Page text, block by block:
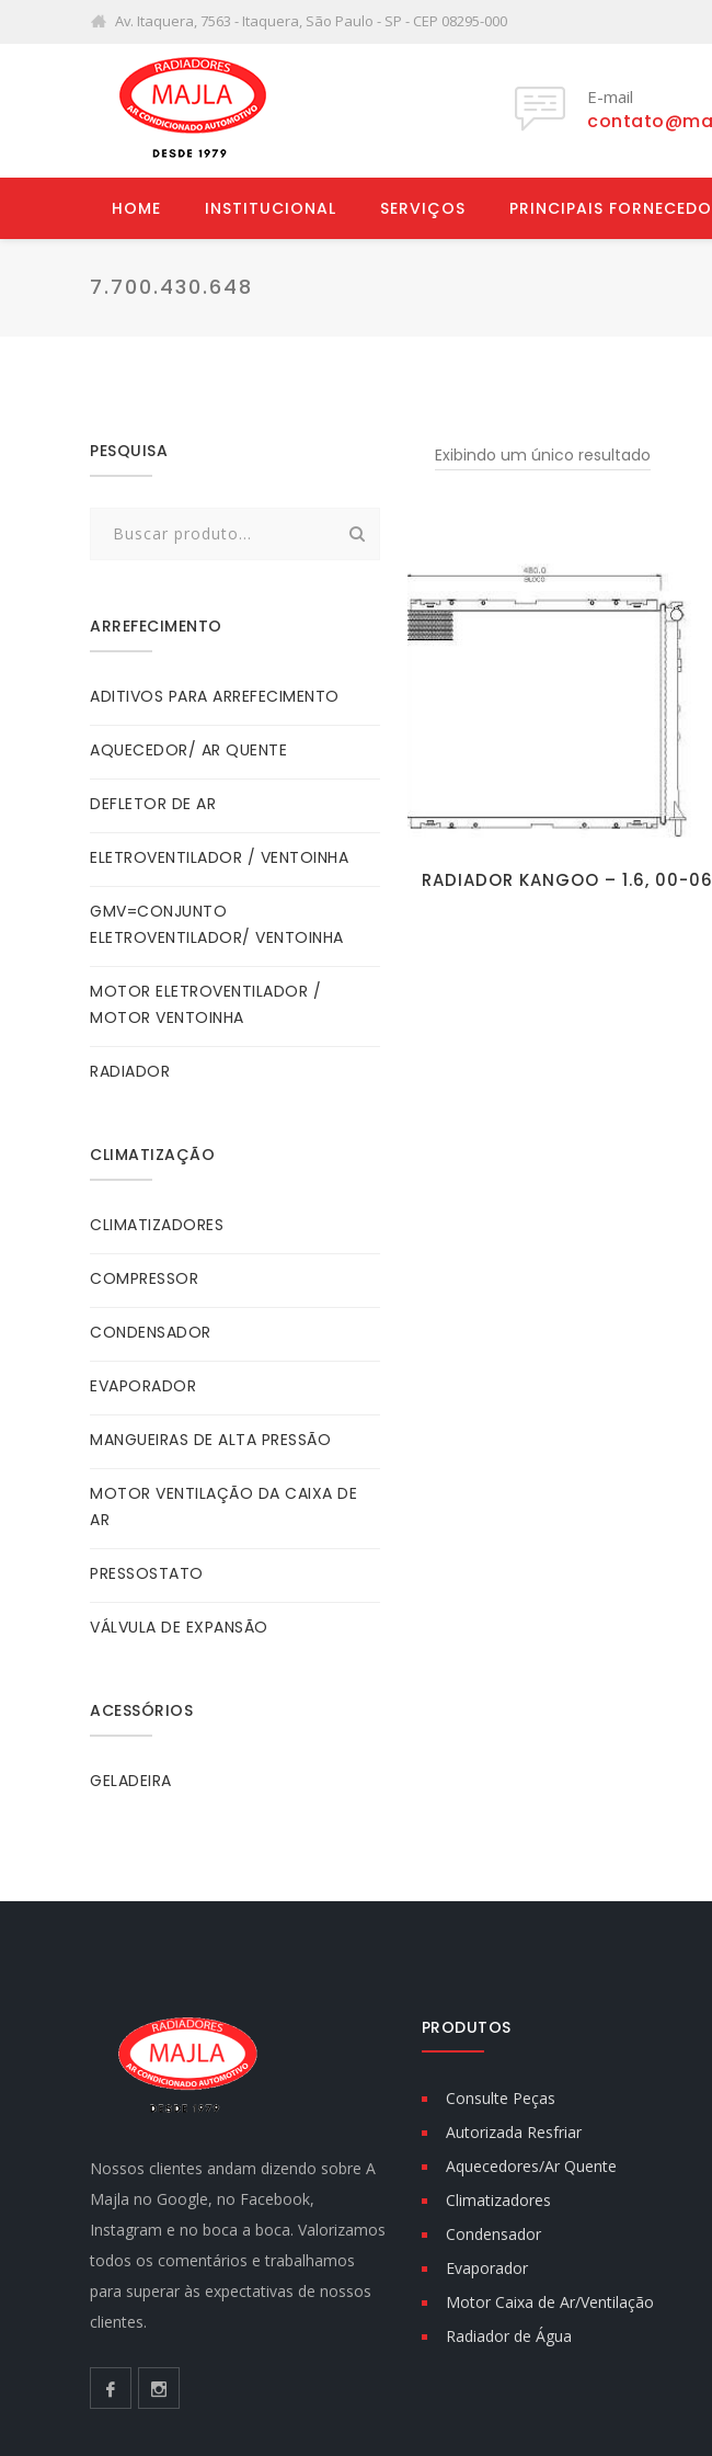
Av. Itaquera, 7563 - Itaquera, São Paulo - SP - CEP 08295-000
E-mail
HOME INSTITUCIONAL SERVIÇOS PRINCIPAIS
7.700.430.648
Exibindo um único resultado
RADIADOR KANGOO – 1.6, 00-06
PESQUISA
ARREFECIMENTO
ADITIVOS PARA ARREFECIMENTO
AQUECEDOR/ AR QUENTE
DEFLETOR DE AR
ELETROVENTILADOR / VENTOINHA
GMV=CONJUNTO
ELETROVENTILADOR/ VENTOINHA
MOTOR ELETROVENTILADOR /
MOTOR VENTOINHA
RADIADOR
CLIMATIZAÇÃO
CLIMATIZADORES
COMPRESSOR
CONDENSADOR
EVAPORADOR
MANGUEIRAS DE ALTA PRESSÃO
MOTOR VENTILAÇÃO DA CAIXA DE
AR
PRESSOSTATO
VÁLVULA DE EXPANSÃO
ACESSÓRIOS
GELADEIRA
Nossos clientes andam dizendo sobre A
Majla no Google, no Facebook,
Instagram e no boca a boca. Valorizamos
todos os comentários e trabalhamos
para superar às expectativas de nossos
clientes.
PRODUTOS
Consulte Peças
Autorizada Resfriar
Aquecedores/Ar Quente
Climatizadores
Condensador
Evaporador
Motor Caixa de Ar/Ventilação
Radiador de Água